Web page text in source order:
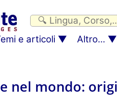
e articoli Altro...
nel mondo: